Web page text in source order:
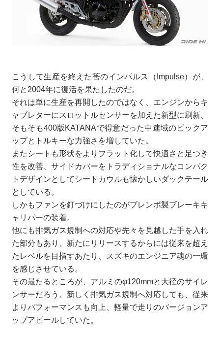
こうして生産を終えた筈のインパルス（Impulse）が、
何と2004年に復活を果たしたのだ。
それは単に生産を再開したのではなく、エンジンからキ
ャブレターにスロットルセンサーを加えた新型に刷新、
そもそも400版KATANAで得意だった中速域のピックア
ップとトルキーな力強さを増していた。
またシートも形状をよりフラット化して快適さと足つき
性を改善、サイドカバーをトラディショナルなコンパク
トデザインとしてシートカウルも懐かしいダックテール
としている。
しかもファンを釘づけにしたのがブレンボ製ブレーキキ
ャリパーの装着。
他にも排気ガス規制への対応や先々を見越した手を入れ
た部分もあり、新たにリリースするからには従来を超え
たレベルを目指すあたり、スズキのエンジニア魂の一環
を感じさせている。
その最たるところが、アルミのφ120mmと大径のサイレ
ンサーだろう。新しく排気ガス規制へ対応しても、従来
よりパフォーマンスも向上、軽量で走りのバージョンア
ップアピールしていた。